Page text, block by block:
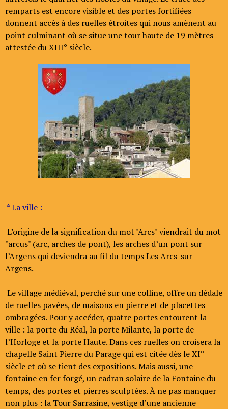
remparts est encore visible et des portes fortifiées
donnent accès à des ruelles étroites qui nous amènent au
point culminant où se situe une tour haute de 19 mètres
attestée du XIII° siècle.
* La ville :
L’origine de la signification du mot "Arcs" viendrait du mot
"arcus" (arc, arches de pont), les arches d’un pont sur
l’Argens qui deviendra au fil du temps Les Arcs-sur-
Argens.
Le village médiéval, perché sur une colline, offre un dédale
de ruelles pavées, de maisons en pierre et de placettes
ombragées. Pour y accéder, quatre portes entourent la
ville : la porte du Réal, la porte Milante, la porte de
l’Horloge et la porte Haute. Dans ces ruelles on croisera la
chapelle Saint Pierre du Parage qui est citée dès le XI°
siècle et où se tient des expositions. Mais aussi, une
fontaine en fer forgé, un cadran solaire de la Fontaine du
temps, des portes et pierres sculptées. À ne pas manquer
non plus : la Tour Sarrasine, vestige d’une ancienne